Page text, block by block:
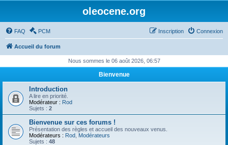
oleocene.org
FAQ PCM Connexion
Inscription
Accueil du forum
Nous sommes le 06 août 2026, 06:57
Bienvenue
Introduction
A lire en priorité.
Modérateur : Rod
Sujets : 2
Bienvenue sur ces forums !
Présentation des règles et accueil des nouveaux venus.
Modérateurs : Rod Modérateurs
Sujets : 48